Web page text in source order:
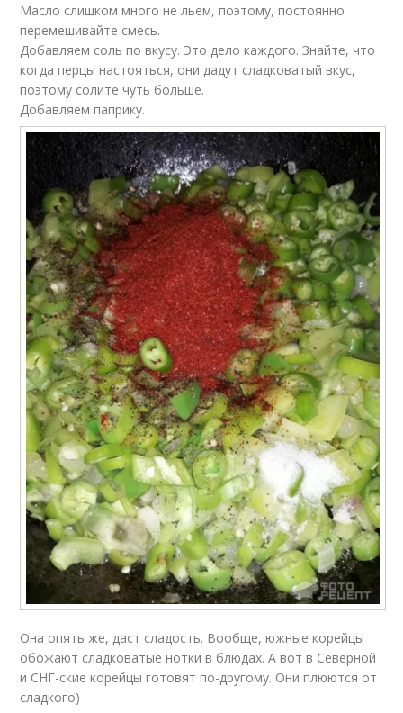
Масло слишком много не льем, поэтому, постоянно
перемешивайте смесь.
Добавляем соль по вкусу. Это дело каждого. Знайте, что
когда перцы настояться, они дадут сладковатый вкус,
поэтому солите чуть больше.
Добавляем паприку.
Она опять же, даст сладость. Вообще, южные корейцы
обожают сладковатые нотки в блюдах. А вот в Северной
и СНГ-ские корейцы готовят по-другому. Они плюются от
сладкого)